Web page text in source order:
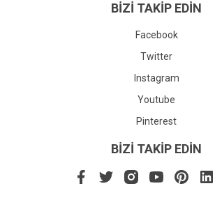
BİZİ TAKİP EDİN
Facebook
Twitter
Instagram
Youtube
Pinterest
BİZİ TAKİP EDİN